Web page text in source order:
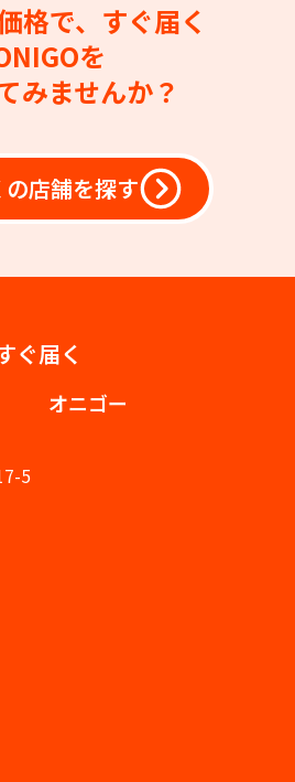
格で、すぐ届く
を
みませんか？
店舗を探す
ぐ届く
オニゴー
5